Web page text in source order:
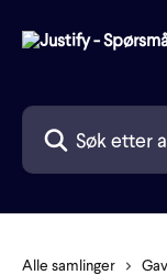
Søk etter artikler ...
Alle samlinger